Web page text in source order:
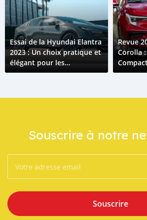
Essai de la Hyundai Elantra
2023 : Un choix pratique et
élégant pour les
Conducteurs Togolais
Revue
Corolla
Efficace
Souscrire à notre
Souscrire